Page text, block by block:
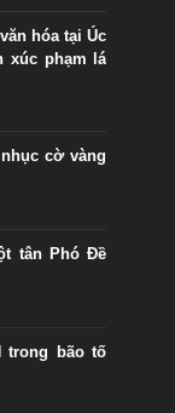
hóa tại Úc
xúc phạm lá
cờ vàng
tân Phó Đề
trong bão tố